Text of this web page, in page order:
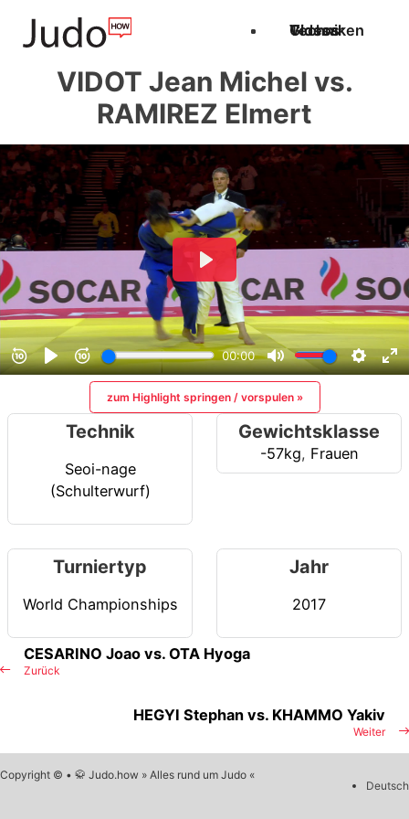
Techniken
Videos
Glossar
VIDOT Jean Michel vs.
RAMIREZ Elmert
zum Highlight springen / vorspulen »
Technik
Seoi-nage
(Schulterwurf)
Gewichtsklasse
-57kg, Frauen
Turniertyp
World Championships
Jahr
2017
Zurück
CESARINO Joao vs. OTA Hyoga
Weiter
HEGYI Stephan vs. KHAMMO Yakiv
Copyright © • 🥋 Judo.how » Alles rund um Judo «
Deutsch